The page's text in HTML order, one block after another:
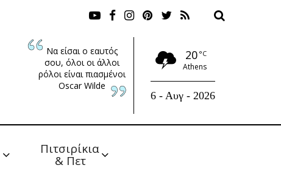
Να είσαι ο εαυτός
σου, όλοι οι άλλοι
ρόλοι είναι πιασμένοι
Oscar Wilde
20 °C
Athens
6 - Αυγ - 2026
Πιτσιρίκια
& Πετ